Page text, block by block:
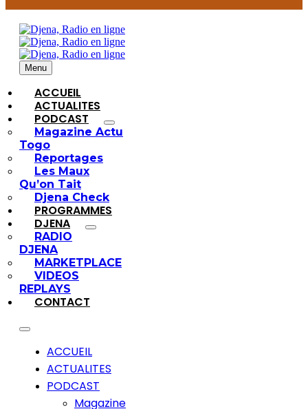
Menu
ACCUEIL
ACTUALITES
PODCAST
Magazine Actu
Togo
Reportages
Les Maux
Qu’on Tait
Djena Check
PROGRAMMES
DJENA
RADIO
DJENA
MARKETPLACE
VIDEOS
REPLAYS
CONTACT
ACCUEIL
ACTUALITES
PODCAST
Magazine